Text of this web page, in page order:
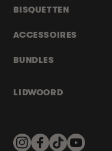
BISQUETTEN
ACCESSOIRES
BUNDLES
LIDWOORD
InstagramFacebookTikTokYouTube